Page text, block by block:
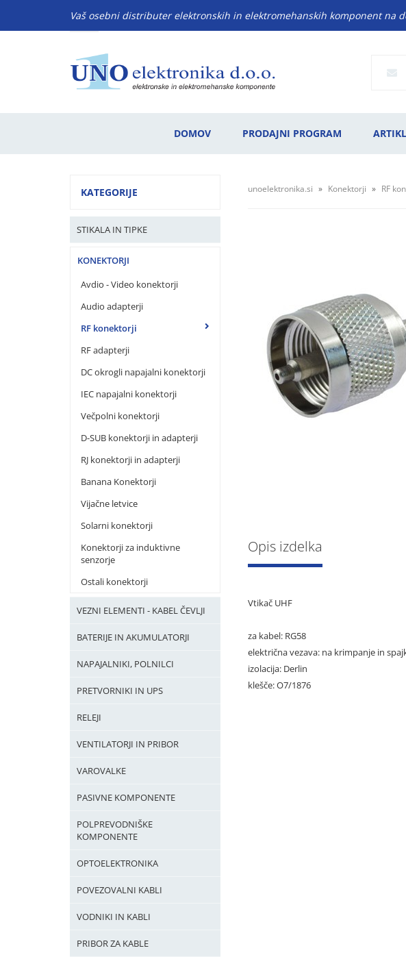
Vaš osebni distributer elektronskih in elektromehanskih komponent na
DOMOV PRODAJNI PROGRAM
KATEGORIJE
STIKALA IN TIPKE
KONEKTORJI
Avdio - Video konektorji
Audio adapterji
RF konektorji
RF adapterji
DC okrogli napajalni konektorji
IEC napajalni konektorji
Večpolni konektorji
D-SUB konektorji in adapterji
RJ konektorji in adapterji
Banana Konektorji
Vijačne letvice
Solarni konektorji
Konektorji za induktivne
senzorje
Ostali konektorji
VEZNI ELEMENTI - KABEL ČEVLJI
BATERIJE IN AKUMULATORJI
NAPAJALNIKI, POLNILCI
PRETVORNIKI IN UPS
RELEJI
VENTILATORJI IN PRIBOR
VAROVALKE
PASIVNE KOMPONENTE
POLPREVODNIŠKE
KOMPONENTE
OPTOELEKTRONIKA
POVEZOVALNI KABLI
VODNIKI IN KABLI
PRIBOR ZA KABLE
unoelektronika.si Konektorji RF
Opis izdelka
Vtikač UHF
za kabel: RG58
električna vezava: na krimpanje in
izolacija: Derlin
klešče: O7/1876